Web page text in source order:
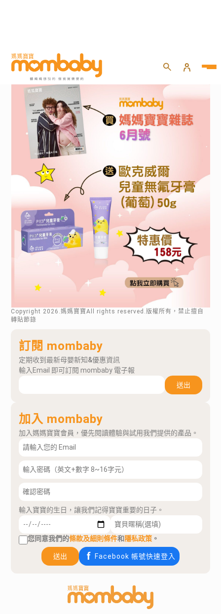
Copyright 2026 .媽媽寶寶All rights reserved.版權所有，禁止擅自
轉貼節錄
訂閱 mombaby
定期收到最新母嬰新知&優惠資訊
輸入Email 即可訂閱 mombaby 電子報
送出
加入 mombaby
加入媽媽寶寶會員，優先閱讀體驗與試用我們提供的產品。
輸入寶寶的生日，讓我們記得寶寶重要的日子。
您同意我們的條款及細則條件和隱私政策 。
送出 Facebook 帳號快速登入